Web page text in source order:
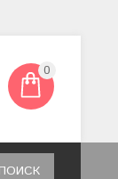
0
ПОИСК